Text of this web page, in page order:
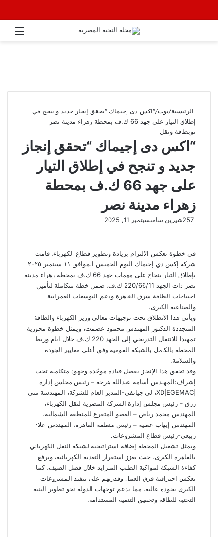
الرئيسية/توب/“اكس دى إجيماك “تحقق إنجاز جديد و تنجح في
إطلاق التيار على جهد 66 ك.ف بمحطة زهراء مدينة نصر
توبطاقة ونقل
“اكس دى إجيماك “تحقق إنجاز
جديد و تنجح في إطلاق التيار
على جهد 66 ك.ف بمحطة
زهراء مدينة نصر
شيرين سامىسبتمبر 11, 2025
في خطوة تعكس الالتزام بريادة وتطوير قطاع الكهرباء، قامت
شركة إكس دي إجيماك اليوم الخميس الموافق ١١ سبتمبر ٢٠٢٥
بإطلاق التيار بنجاح على مهمات جهد 66 ك.ف بمحطة زهراء مدينة
نصر ذات الجهد 220/66/11 ك.ف، ضمن خطة متكاملة لتأمين
احتياجات الطاقة شرق القاهرة ودعم التوسعات العمرانية
والصناعية الكبرى.
ويأتي هذا الانطلاق تحت توجيهات معالي وزير الكهرباء والطاقة
المتجددة الدكتور المهندس محمود عصمت، ويمثل خطوة محورية
تمهيدا للانتقال التدريجي إلى الجهد 220 ك.ف خلال ايام وربط
المحطة بالكامل بالشبكة القومية وفق أعلى معايير الجودة
والسلامة.
وقد تحقق هذا الإنجاز بفضل قيادة موحّدة وجهود متكاملة تحت
إشراف:المهندس أسامة عبدالله هرجة – رئيس مجلس إدارة
|XD|EGEMAC، لي جيانفي-المدير العام للشركة، المهندسة منى
رزق – رئيس مجلس إدارة الشركة المصرية لنقل الكهرباء،
المهندس محمد رياض – العضو المتفرغ للمنطقة الشمالية،
المهندس إيهاب عطية – رئيس منطقة القاهرة، المهندس علاء
ربيعي-رئيس قطاع المشروعات.
ويمثل تشغيل المحطة إضافة استراتيجية لشبكة النقل الكهربائي
بالقاهرة الكبرى، حيث يعزز استقرار التغذية الكهربائية، ويرفع
كفاءة الشبكة لمواكبة الطلب المتزايد خلال فصل الصيف، كما
يعكس احترافية فرق العمل وقدرتهم على تنفيذ المشروعات
الكبرى بجودة عالية، مما يدعم توجهات الدولة نحو تطوير البنية
التحتية للطاقة وتحقيق التنمية المستدامة.